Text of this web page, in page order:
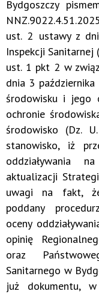
Bydgoszczy
ust. 2 ustawy z
Inspekcji Sanitarnej
ust. 1 pkt 2 w
dnia 3
środowisku i jego
ochronie
środowisko (Dz.
stanowisko, iż
oddziaływania
aktualizacji
uwagi na fakt,
poddany
oceny
opinię
oraz
Sanitarnego w
już dokumentu,